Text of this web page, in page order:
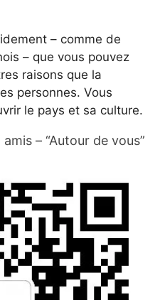
– comme de
– que vous pouvez
raisons que la
personnes. Vous
le pays et sa culture.
– “Autour de vous”